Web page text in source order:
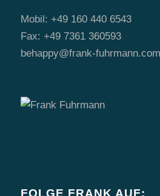
Mobil: +49 160 440 6543
Fax: +49 7361 360593
behappy@frank-fuhrmann.com
FOLGE FRANK AUF: